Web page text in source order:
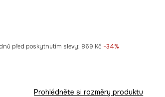
před poskytnutím slevy: 869 Kč -34%
Prohlédněte si rozměry produktu